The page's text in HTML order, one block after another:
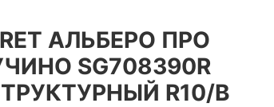
АЛЬБЕРО ПРО
SG708390R
R10/B